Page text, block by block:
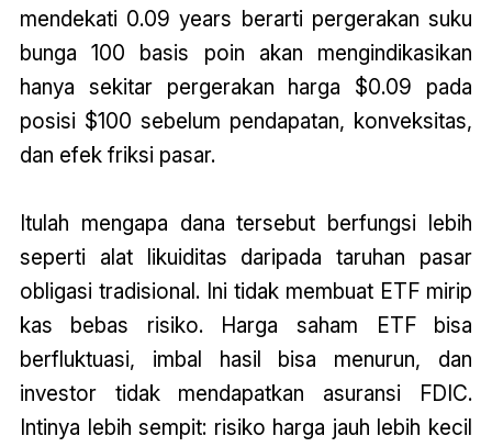
mendekati 0.09 years berarti pergerakan suku
bunga 100 basis poin akan mengindikasikan
hanya sekitar pergerakan harga $0.09 pada
posisi $100 sebelum pendapatan, konveksitas,
dan efek friksi pasar.
Itulah mengapa dana tersebut berfungsi lebih
seperti alat likuiditas daripada taruhan pasar
obligasi tradisional. Ini tidak membuat ETF mirip
kas bebas risiko. Harga saham ETF bisa
berfluktuasi, imbal hasil bisa menurun, dan
investor tidak mendapatkan asuransi FDIC.
Intinya lebih sempit: risiko harga jauh lebih kecil